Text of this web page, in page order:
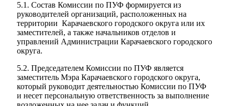
5.1. Состав Комиссии по ПУФ формируется из
руководителей организаций, расположенных на
территории Карачаевского городского округа или их
заместителей, а также начальников отделов и
управлений Администрации Карачаевского городского
округа.
5.2. Председателем Комиссии по ПУФ является
заместитель Мэра Карачаевского городского округа,
который руководит деятельностью Комиссии по ПУФ
и несет персональную ответственность за выполнение